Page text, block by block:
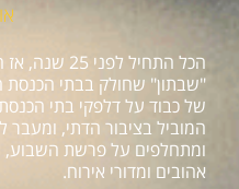
הכל התחיל
"שבתון" שחולק בבתי הכנסת
של כבוד על דלפקי בתי
המוביל בציבור הדתי, ומעבר
ומתחלפים על פרשת השבוע,
אהובים ומדורי אירוח.